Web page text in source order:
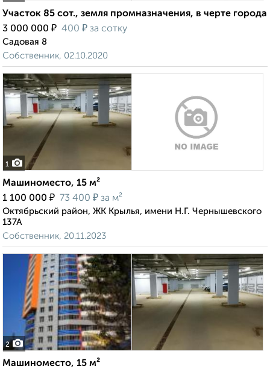
Участок 85 сот., земля промназначения, в черте города
3 000 000 ₽ 400 ₽ за сотку
Садовая 8
Собственник, 02.10.2020
1
Машиноместо, 15 м²
1 100 000 ₽ 73 400 ₽ за м²
Октябрьский район, ЖК Крылья, имени Н.Г. Чернышевского
137А
Собственник, 20.11.2023
2
Машиноместо, 15 м²